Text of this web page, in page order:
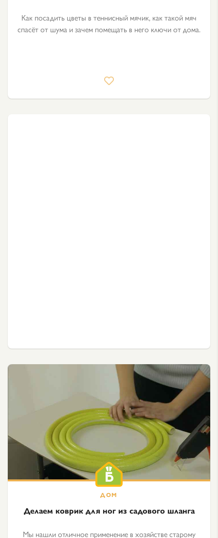
Как посадить цветы в теннисный мячик, как такой мяч
спасёт от шума и зачем помещать в него ключи от дома.
Делаем коврик для ног из садового шланга
Мы нашли отличное применение в хозяйстве старому